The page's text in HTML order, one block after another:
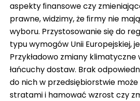
aspekty ﬁnansowe czy
prawne, widzimy, że ﬁrmy nie
wyboru. Przystosowanie się do
typu wymogów Unii Europejskiej,
Przykładowo zmiany klimatyczne
łańcuchy dostaw. Brak
do nich w przedsiębiorstwie
stratami i hamować wzrost czy